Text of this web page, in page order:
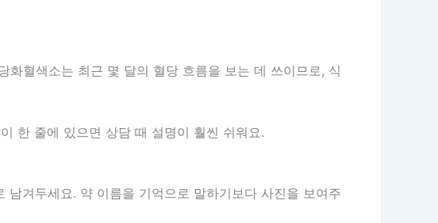
혈색소는 최근 몇 달의 혈당 흐름을 보는 데 쓰이므로, 식
한 줄에 있으면 상담 때 설명이 훨씬 쉬워요.
겨두세요. 약 이름을 기억으로 말하기보다 사진을 보여주